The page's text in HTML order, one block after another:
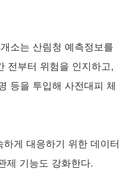
소는 산림청 예측정보를
전부터 위험을 인지하고,
등을 투입해 사전대피 체
게 대응하기 위한 데이터
제 기능도 강화한다.